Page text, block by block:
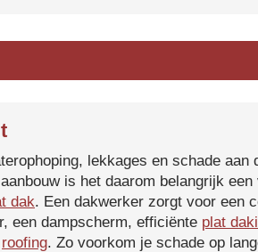
lekkages en schade aan
is het daarom belangrijk
dak. Een dakwerker zorgt voor een
een dampscherm, efficiënte plat
roofing. Zo voorkom je schade op